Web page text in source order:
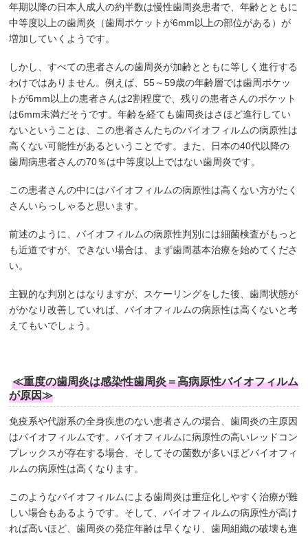
年期以降の日本人成人の約半数は慢性歯周炎患者で、年齢とともに
中等度以上の歯周炎（歯周ポケットが6mm以上の部位がある）が
増加していくようです。
しかし、すべての患者さんの歯周炎が加齢とともに等しく進行する
わけではありません。例えば、55～59歳の年齢層では歯周ポケッ
トが6mm以上の患者さんは2割程度で、残りの患者さんのポケット
は6mm未満だそうです。年齢を経ても歯周炎はさほど進行してい
ないということは、この患者さんたちのバイオフィルムの病原性は
高くない可能性があるということです。また、日本の40代以降の
歯周病患者さんの70％は中等度以上ではない歯周炎です。
この患者さんの中にはバイオフィルムの病原性は高くない方がたく
さんいらっしゃると思います。
前述のように、バイオフィルムの病原性判別には細菌検査がもっと
も近道ですが、できない場合は、まず歯周基本治療を始めてくださ
い。
主観的な判別とはなりますが、スケーリングをした後、歯周状態が
がかなり改善していれば、バイオフィルムの病原性は高くないと考
えてもいでしょう。
≪重度の歯周炎は感染性歯周炎＝高病原性バイオフィルム
が原因≫
免疫系や代謝系の全身疾患のない患者さんの場合、歯周炎の主原因
はバイオフィルムです。バイオフィルムに病原性の高いレッドコン
プレックスが存在する場合、そしてその菌数が多いほどバイオフィ
ルムの病原性は高くなります。
このようなバイオフィルムによる歯周炎は重症化しやすく治療が難
しい場合もあるようです。そして、バイオフィルムの病原性が高け
れば高いほど、歯周炎の発症年齢は早くなり、歯周組織の破壊も進